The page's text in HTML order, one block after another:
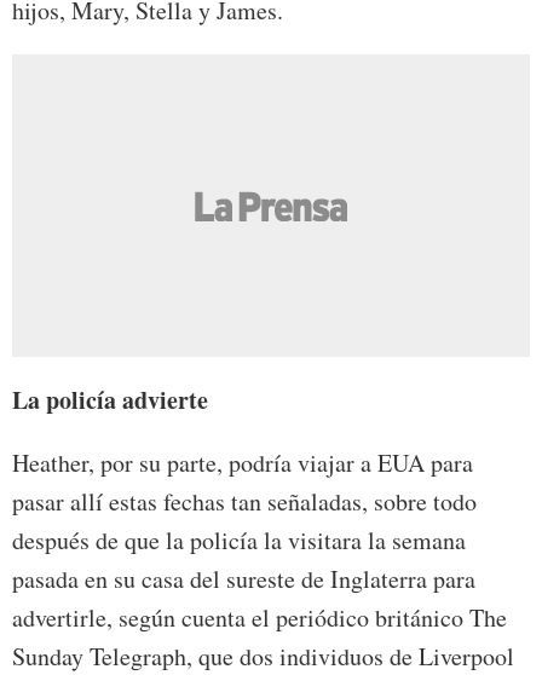
hijos, Mary, Stella y James.
La policía advierte
Heather, por su parte, podría viajar a EUA para
pasar allí estas fechas tan señaladas, sobre todo
después de que la policía la visitara la semana
pasada en su casa del sureste de Inglaterra para
advertirle, según cuenta el periódico británico The
Sunday Telegraph, que dos individuos de Liverpool